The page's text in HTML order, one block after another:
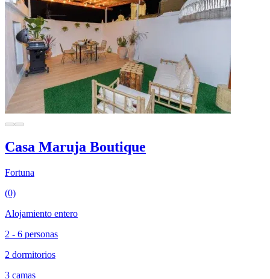
Casa Maruja Boutique
Fortuna
(0)
Alojamiento entero
2 - 6 personas
2 dormitorios
3 camas